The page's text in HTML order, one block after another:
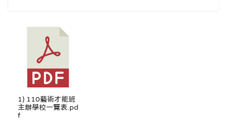
1) 110藝術才能班
主辦學校一覽表.pd
f